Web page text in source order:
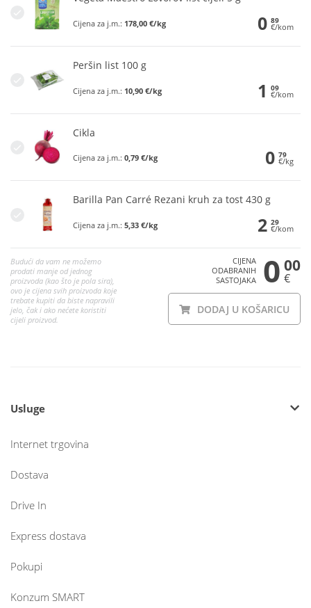
Cijena za j.m.: 178,00 €/kg 0 89
€/kom
Peršin list 100 g
Cijena za j.m.: 10,90 €/kg 1 09
€/kom
Cikla
Cijena za j.m.: 0,79 €/kg 0 79
€/kg
Barilla Pan Carré Rezani kruh za tost 430 g
Cijena za j.m.: 5,33 €/kg 2 29
€/kom
Budući da vam ne možemo
prodati manje od jednog
proizvoda (kao što je pola sira),
ovo je cijena svih proizvoda koje
trebate kupiti da biste napravili
jelo, čak i ako nećete koristiti
cijeli proizvod.
CIJENA
ODABRANIH
SASTOJAKA
0 00
€
DODAJ U KOŠARICU
Usluge
Internet trgovina
Dostava
Drive In
Express dostava
Pokupi
Konzum SMART